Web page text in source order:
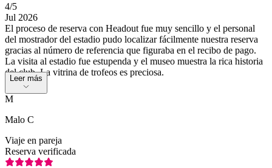
4/5
Jul 2026
El proceso de reserva con Headout fue muy sencillo y el personal
del mostrador del estadio pudo localizar fácilmente nuestra reserva
gracias al número de referencia que figuraba en el recibo de pago.
La visita al estadio fue estupenda y el museo muestra la rica historia
del club. La vitrina de trofeos es preciosa.
Leer más
M
Malo C
Viaje en pareja
Reserva verificada